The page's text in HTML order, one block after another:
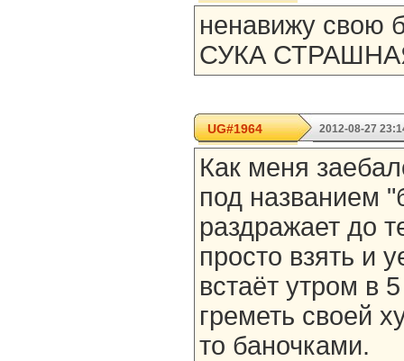
ненавижу свою
СУКА
UG#1964 2012-08-27
Как меня
под названием
раздражает до
просто взять и
встаёт утром в
греметь своей
то баночками.